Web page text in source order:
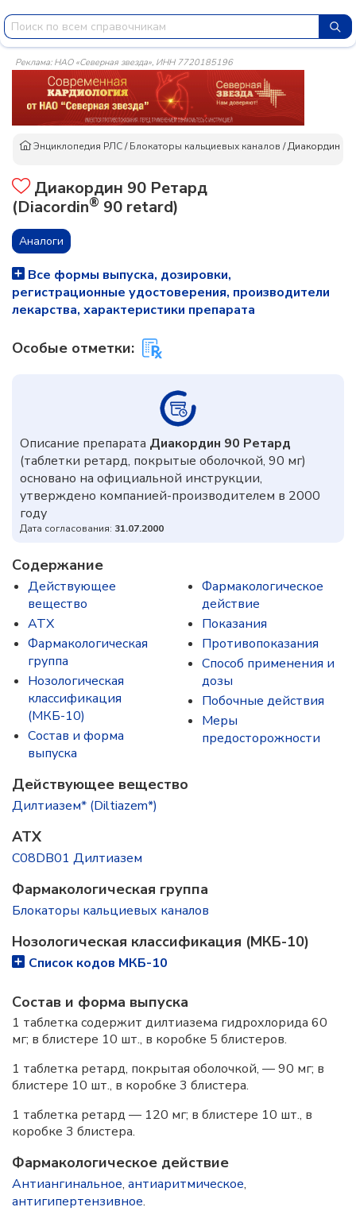
Реклама: НАО «Северная звезда», ИНН 7720185196
Энциклопедия РЛС/Блокаторы кальциевых каналов /Диакордин 90
Диакордин 90 Ретард
(Diacordin® 90 retard)
Аналоги
Все формы выпуска, дозировки,
регистрационные удостоверения, производители
лекарства, характеристики препарата
Особые отметки:
Описание препарата Диакордин 90 Ретард
(таблетки ретард, покрытые оболочкой, 90 мг)
основано на официальной инструкции,
утверждено компанией-производителем в 2000
году
Дата согласования: 31.07.2000
Содержание
Действующее
вещество
ATX
Фармакологическая
группа
Нозологическая
классификация
(МКБ-10)
Состав и форма
выпускa
Фармакологическое
действие
Показания
Противопоказания
Способ применения и
дозы
Побочные действия
Меры
предосторожности
Действующее вещество
Дилтиазем* (Diltiazem*)
ATX
C08DB01 Дилтиазем
Фармакологическая группа
Блокаторы кальциевых каналов
Нозологическая классификация (МКБ-10)
Список кодов МКБ-10
Состав и форма выпускa
1 таблетка содержит дилтиазема гидрохлорида 60
мг; в блистере 10 шт., в коробке 5 блистеров.
1 таблетка ретард, покрытая оболочкой, — 90 мг; в
блистере 10 шт., в коробке 3 блистера.
1 таблетка ретард — 120 мг; в блистере 10 шт., в
коробке 3 блистера.
Фармакологическое действие
Антиангинальное, антиаритмическое,
антигипертензивное.